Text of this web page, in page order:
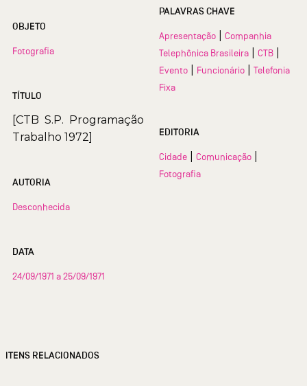
OBJETO
Fotografia
TÍTULO
[CTB  S.P.  Programação
Trabalho 1972]
AUTORIA
Desconhecida
DATA
24/09/1971 a 25/09/1971
PALAVRAS CHAVE
Apresentação
Companhia
Telephônica Brasileira
CTB
Evento Funcionário
Telefonia
Fixa
EDITORIA
Cidade Comunicação
Fotografia
ITENS RELACIONADOS